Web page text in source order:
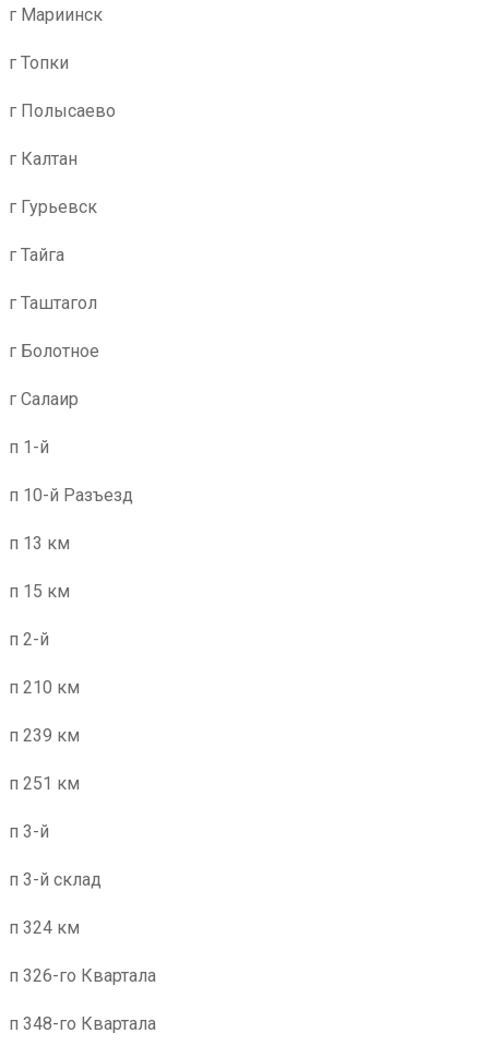
г Мариинск
г Топки
г Полысаево
г Калтан
г Гурьевск
г Тайга
г Таштагол
г Болотное
г Салаир
п 1-й
п 10-й Разъезд
п 13 км
п 15 км
п 2-й
п 210 км
п 239 км
п 251 км
п 3-й
п 3-й склад
п 324 км
п 326-го Квартала
п 348-го Квартала